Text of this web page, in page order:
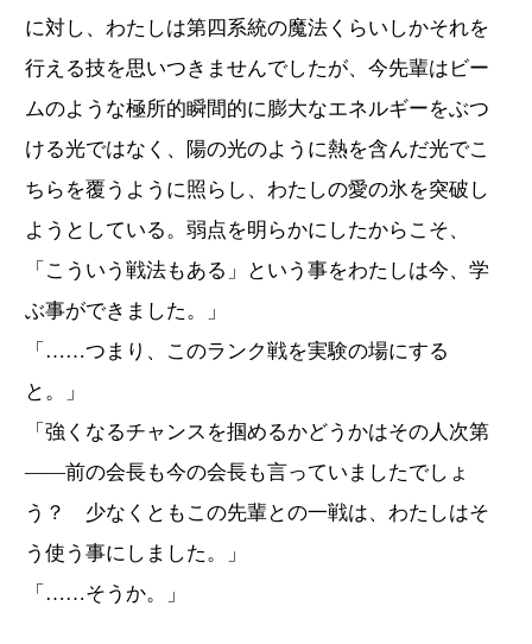
に対し、わたしは第四系統の魔法くらいしかそれを
行える技を思いつきませんでしたが、今先輩はビー
ムのような極所的瞬間的に膨大なエネルギーをぶつ
ける光ではなく、陽の光のように熱を含んだ光でこ
ちらを覆うように照らし、わたしの愛の氷を突破し
ようとしている。弱点を明らかにしたからこそ、
「こういう戦法もある」という事をわたしは今、学
ぶ事ができました。」
「……つまり、このランク戦を実験の場にする
と。」
「強くなるチャンスを掴めるかどうかはその人次第
――前の会長も今の会長も言っていましたでしょ
う？ 少なくともこの先輩との一戦は、わたしはそ
う使う事にしました。」
「……そうか。」